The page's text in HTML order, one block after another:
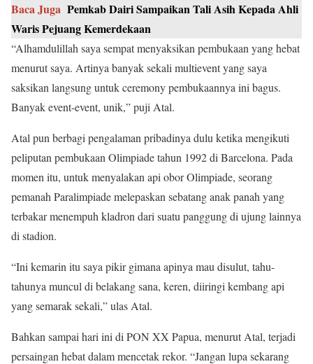
Baca Juga Pemkab Dairi Sampaikan Tali Asih Kepada Ahli
Waris Pejuang Kemerdekaan
“Alhamdulillah saya sempat menyaksikan pembukaan yang hebat
menurut saya. Artinya banyak sekali multievent yang saya
saksikan langsung untuk ceremony pembukaannya ini bagus.
Banyak event-event, unik,” puji Atal.
Atal pun berbagi pengalaman pribadinya dulu ketika mengikuti
peliputan pembukaan Olimpiade tahun 1992 di Barcelona. Pada
momen itu, untuk menyalakan api obor Olimpiade, seorang
pemanah Paralimpiade melepaskan sebatang anak panah yang
terbakar menempuh kladron dari suatu panggung di ujung lainnya
di stadion.
“Ini kemarin itu saya pikir gimana apinya mau disulut, tahu-
tahunya muncul di belakang sana, keren, diiringi kembang api
yang semarak sekali,” ulas Atal.
Bahkan sampai hari ini di PON XX Papua, menurut Atal, terjadi
persaingan hebat dalam mencetak rekor. “Jangan lupa sekarang